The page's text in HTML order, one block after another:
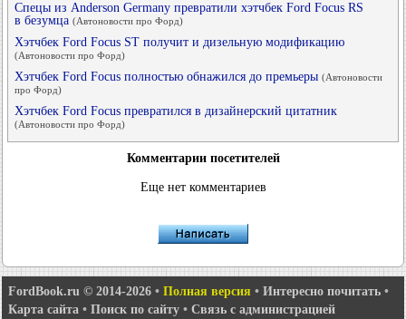
Спецы из Anderson Germany превратили хэтчбек Ford Focus RS
в безумца (Автоновости про Форд)
Хэтчбек Ford Focus ST получит и дизельную модификацию
(Автоновости про Форд)
Хэтчбек Ford Focus полностью обнажился до премьеры (Автоновости
про Форд)
Хэтчбек Ford Focus превратился в дизайнерский цитатник
(Автоновости про Форд)
Комментарии посетителей
Еще нет комментариев
FordBook.ru © 2014-2026 • Полная версия • Интересно почитать •
Карта сайта • Поиск по сайту • Связь с администрацией